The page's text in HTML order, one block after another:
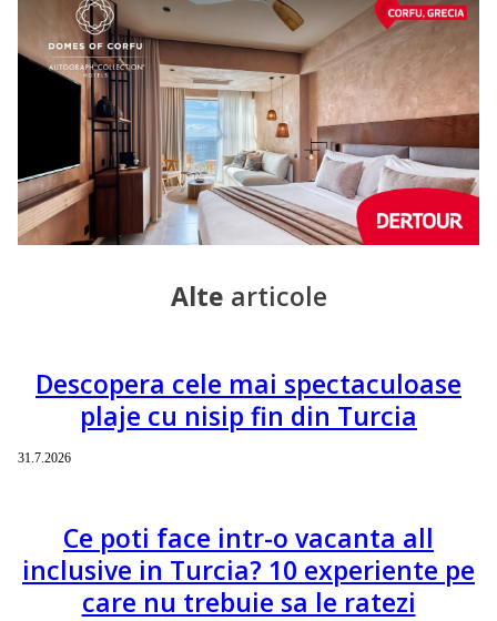
Alte articole
Descopera cele mai spectaculoase
plaje cu nisip fin din Turcia
31.7.2026
Ce poti face intr-o vacanta all
inclusive in Turcia? 10 experiente pe
care nu trebuie sa le ratezi